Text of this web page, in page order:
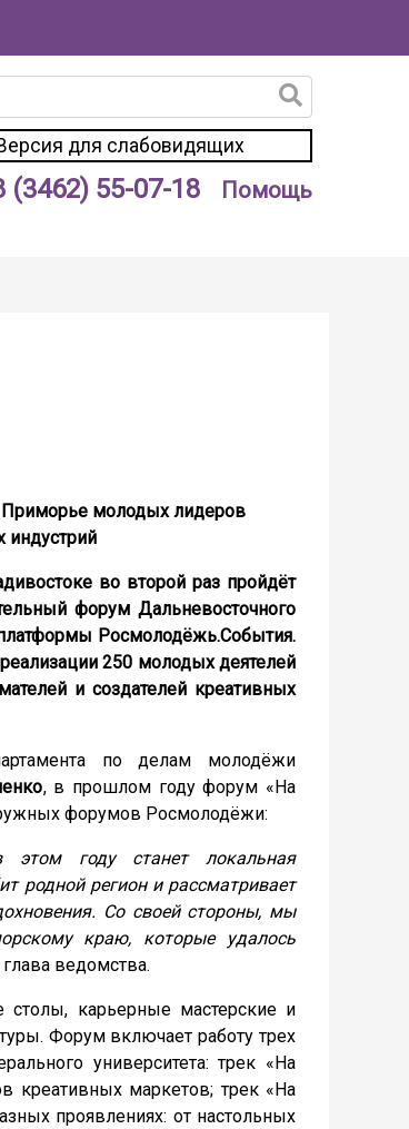
для слабовидящих
(3462) 55-07-18 Помощь
молодых лидеров
индустрий
во второй раз пройдёт
форум Дальневосточного
Росмолодёжь.События.
250 молодых деятелей
и создателей креативных
по делам молодёжи
, в прошлом году форум «На
форумов Росмолодёжи:
году станет локальная
родной регион и рассматривает
Со своей стороны, мы
краю, которые удалось
глава ведомства.
столы, карьерные мастерские и
Форум включает работу трех
университета: трек «На
креативных маркетов; трек «На
проявлениях: от настольных